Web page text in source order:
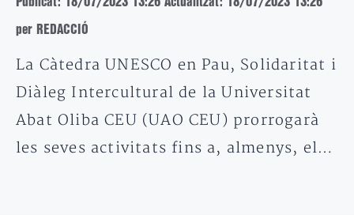
per REDACCIÓ
La Càtedra UNESCO en Pau, Solidaritat i
Diàleg Intercultural de la Universitat
Abat Oliba CEU (UAO CEU) prorrogarà
les seves activitats fins a, almenys, el…